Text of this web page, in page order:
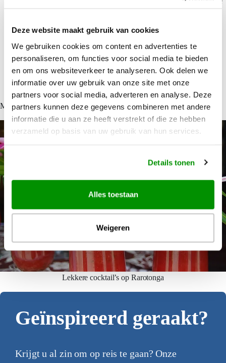
Deze website maakt gebruik van cookies
We gebruiken cookies om content en advertenties te
personaliseren, om functies voor social media te bieden
en om ons websiteverkeer te analyseren. Ook delen we
informatie over uw gebruik van onze site met onze
partners voor social media, adverteren en analyse. Deze
partners kunnen deze gegevens combineren met andere
informatie die u aan ze heeft verstrekt of die ze hebben
verzameld op basis van uw gebruik van hun services.
Details tonen
Alles toestaan
Weigeren
1 rode paprika, zaadjes eruit en in kleine blokjes gesneden
½ komkommer, in kleine blokjes gesneden
1 rode ui, in dunne ringen
1 theelepel zout
Manuia!
Lekkere cocktail’s op Rarotonga
Geïnspireerd geraakt?
Krijgt u al zin om op reis te gaan? Onze